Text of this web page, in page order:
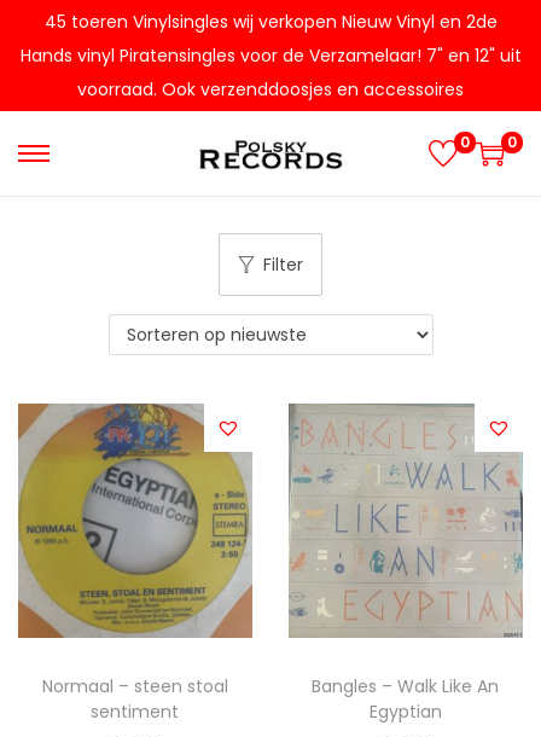
45 toeren Vinylsingles wij verkopen Nieuw Vinyl en 2de
Hands vinyl Piratensingles voor de Verzamelaar! 7" en 12" uit
voorraad. Ook verzenddoosjes en accessoires
G
n
a
a
r
G
n
a
a
r
0 0
Filter
Normaal – steen stoal
sentiment
Bangles – Walk Like An
Egyptian